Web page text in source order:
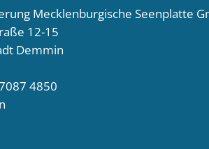
Mecklenburgische Seenplatte
12-15
Demmin
4850